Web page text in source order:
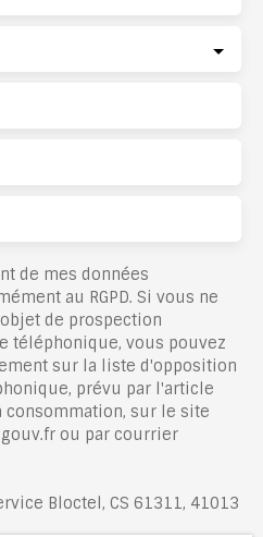
de mes données
au RGPD. Si vous ne
de prospection
téléphonique, vous pouvez
sur la liste d'opposition
prévu par l'article
consommation, sur le site
ou par courrier
Bloctel, CS 61311, 41013